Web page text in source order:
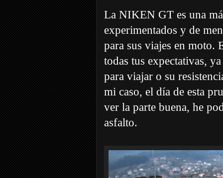
La NIKEN GT es una
experimentados y de
para sus viajes en moto.
todas tus expectativas,
para viajar o su
mi caso, el día de esta
ver la parte buena, he
asfalto.